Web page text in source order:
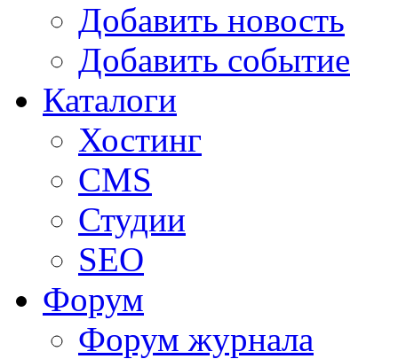
Добавить новость
Добавить событие
Каталоги
Хостинг
CMS
Студии
SEO
Форум
Форум журнала